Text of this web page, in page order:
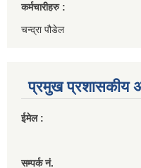
कर्मचारीहरु :
चन्द्रा पौडेल
प्रमुख प्रशासकीय
ईमेल :
सम्पर्क नं.